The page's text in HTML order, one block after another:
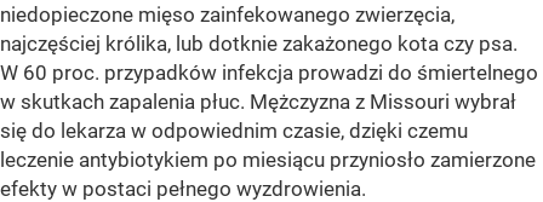
niedopieczone mięso zainfekowanego zwierzęcia,
najczęściej królika, lub dotknie zakażonego kota czy psa.
W 60 proc. przypadków infekcja prowadzi do śmiertelnego
w skutkach zapalenia płuc. Mężczyzna z Missouri wybrał
się do lekarza w odpowiednim czasie, dzięki czemu
leczenie antybiotykiem po miesiącu przyniosło zamierzone
efekty w postaci pełnego wyzdrowienia.